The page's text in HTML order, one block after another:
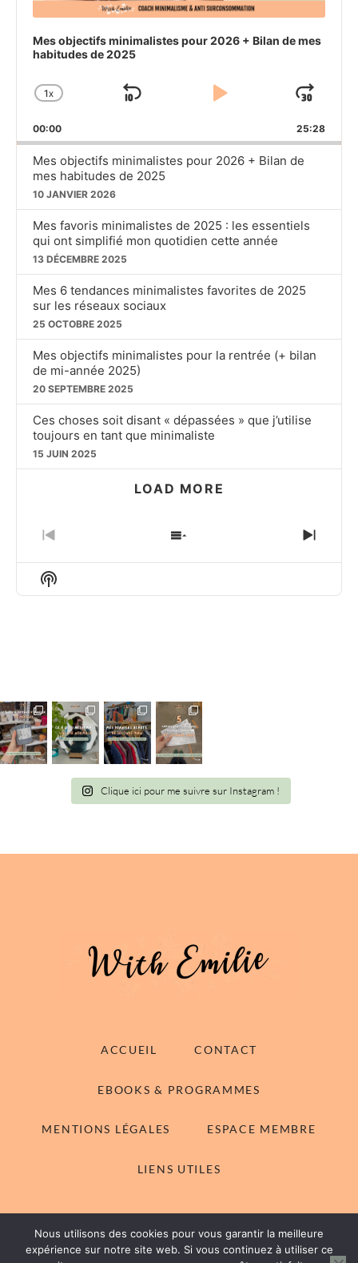
Mes objectifs minimalistes pour 2026 + Bilan de mes
habitudes de 2025
CHANGE
RATE
1X
SKIP
PLAY
PAUSE
00:00 25:28
Mes objectifs minimalistes pour 2026 + Bilan de
mes habitudes de 2025
10 JANVIER 2026
Mes favoris minimalistes de 2025 : les essentiels
qui ont simplifié mon quotidien cette année
13 DÉCEMBRE 2025
Mes 6 tendances minimalistes favorites de 2025
sur les réseaux sociaux
25 OCTOBRE 2025
Mes objectifs minimalistes pour la rentrée (+ bilan
de mi-année 2025)
20 SEPTEMBRE 2025
Ces choses soit disant « dépassées » que j’utilise
toujours en tant que minimaliste
15 JUIN 2025
LOAD MORE
PREVIOUS
EPISODE
SHOW
EPISODES
NEXT
Show
Podcast
Clique ici pour me suivre sur Instagram !
ACCUEIL CONTACT
EBOOKS & PROGRAMMES
MENTIONS LÉGALES ESPACE MEMBRE
LIENS UTILES
© 2014-2026 With Emilie - Tous droits réservés
Nous utilisons des cookies pour vous garantir la meilleure
expérience sur notre site web. Si vous continuez à utiliser ce